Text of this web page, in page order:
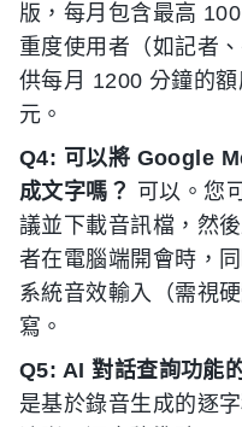
版，每月包含最高
重度使用者（如記者
供每月 1200 分鐘的
元。
Q4: 可以將 Google
成文字嗎？ 可以。您
議並下載音訊檔，然
者在電腦端開會時，
系統音效輸入（需視
寫。
Q5: AI 對話查詢功能
是基於錄音生成的逐